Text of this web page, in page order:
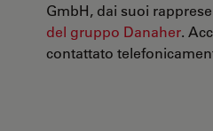
GmbH, dai suoi
del gruppo Danaher.
contattato